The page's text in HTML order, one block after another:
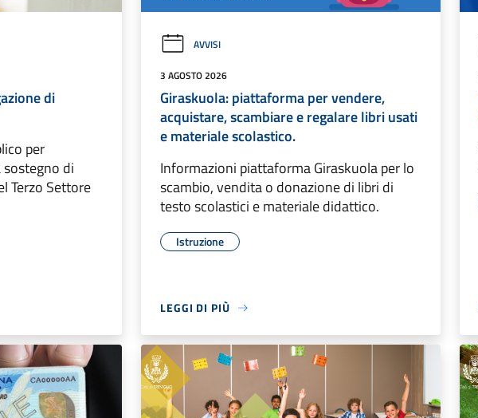
di
per
di
Terzo Settore
AVVISI
3 AGOSTO 2026
Giraskuola: piattaforma per vendere,
acquistare, scambiare e regalare libri usati
e materiale scolastico.
Informazioni piattaforma Giraskuola per lo
scambio, vendita o donazione di libri di
testo scolastici e materiale didattico.
Istruzione
LEGGI DI PIÙ